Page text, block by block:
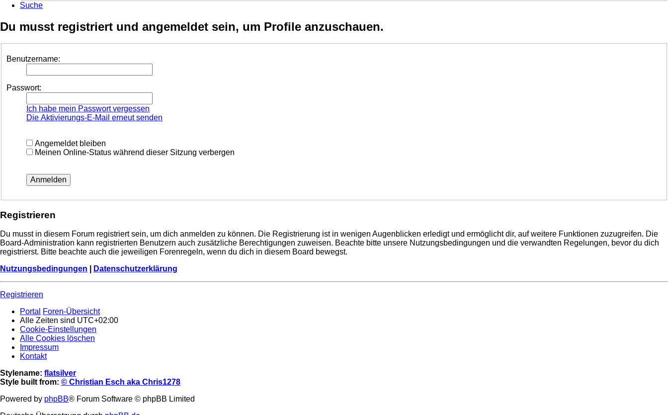
Suche
Du musst registriert und angemeldet sein, um Profile anzuschauen.
Benutzername:
Passwort:
Ich habe mein Passwort vergessen
Die Aktivierungs-E-Mail erneut senden
Angemeldet bleiben
Meinen Online-Status während dieser Sitzung verbergen
Registrieren
Du musst in diesem Forum registriert sein, um dich anmelden zu können. Die Registrierung ist in wenigen Augenblicken erledigt und ermöglicht dir, auf weitere Funktionen zuzugreifen. Die
Board-Administration kann registrierten Benutzern auch zusätzliche Berechtigungen zuweisen. Beachte bitte unsere Nutzungsbedingungen und die verwandten Regelungen, bevor du dich
registrierst. Bitte beachte auch die jeweiligen Forenregeln, wenn du dich in diesem Board bewegst.
Nutzungsbedingungen
Datenschutzerklärung
Registrieren
Portal Foren-Übersicht
Alle Zeiten sind UTC+02:00
Cookie-Einstellungen
Alle Cookies löschen
Impressum
Kontakt
Stylename: flatsilver
Style built from: © Christian Esch aka Chris1278
Powered by phpBB® Forum Software © phpBB Limited